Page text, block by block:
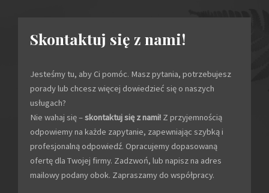
Skontaktuj się z nami!
Jesteśmy tu, aby Ci pomóc. Masz pytania, potrzebujesz
porady lub chcesz więcej dowiedzieć się o naszych
usługach?
Nie wahaj się –skontaktuj się z nami! Z przyjemnością
odpowiemy na każde zapytanie, zapewniając szybką i
profesjonalną odpowiedź. Opracujemy dopasowaną
ofertę dla Twojej firmy. Zadzwoń, lub napisz na adres
mailowy podany obok. Zapraszamy do współpracy.